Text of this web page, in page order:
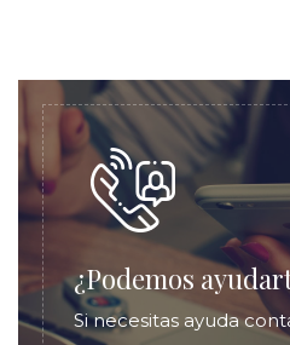
¿Podemos
Si necesitas ayuda